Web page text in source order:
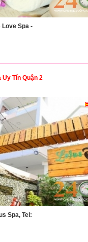
Love Spa -
Uy Tín Quận 2
Spa, Tel: